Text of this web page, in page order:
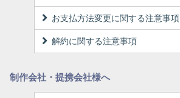
お支払方法変更に関する注意事項
解約に関する注意事項
制作会社・提携会社様へ